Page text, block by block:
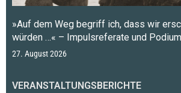
»Auf dem Weg begriff ich, dass wir
würden …« – Impulsreferate und
27. August 2026
VERANSTALTUNGSBERICHTE